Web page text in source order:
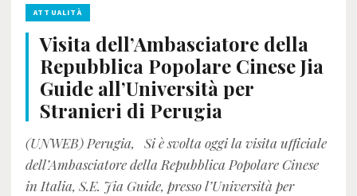
ATTUALITÀ
Visita dell’Ambasciatore della
Repubblica Popolare Cinese Jia
Guide all’Università per
Stranieri di Perugia
(UNWEB) Perugia, Si è svolta oggi la visita ufficiale
dell’Ambasciatore della Repubblica Popolare Cinese
in Italia, S.E. Jia Guide, presso l’Università per